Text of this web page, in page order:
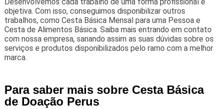
Desenvolvemos cada trabalho de uma forma profissional e
objetiva. Com isso, conseguimos disponibilizar outros
trabalhos, como Cesta Básica Mensal para uma Pessoa e
Cesta de Alimentos Básica. Saiba mais entrando em contato
com nossa empresa, sanando assim as suas dúvidas sobre os
serviços e produtos disponibilizados pelo ramo com a melhor
marca.
Para saber mais sobre Cesta Básica
de Doação Perus